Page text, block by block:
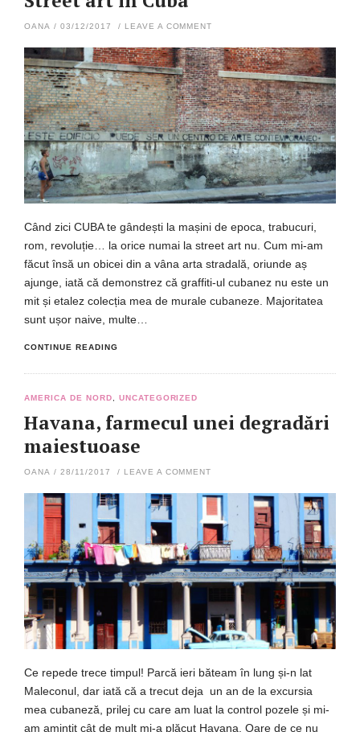
OANA / 03/12/2017 / LEAVE A COMMENT
Când zici CUBA te gândești la mașini de epoca, trabucuri,
rom, revoluție… la orice numai la street art nu. Cum mi-am
făcut însă un obicei din a vâna arta stradală, oriunde aș
ajunge, iată că demonstrez că graffiti-ul cubanez nu este un
mit și etalez colecția mea de murale cubaneze. Majoritatea
sunt ușor naive, multe…
CONTINUE READING
AMERICA DE NORD UNCATEGORIZED
Havana, farmecul unei degradări
maiestuoase
OANA / 28/11/2017 / LEAVE A COMMENT
Ce repede trece timpul! Parcă ieri băteam în lung și-n lat
Maleconul, dar iată că a trecut deja un an de la excursia
mea cubaneză, prilej cu care am luat la control pozele și mi-
am amintit cât de mult mi-a plăcut Havana. Oare de ce nu